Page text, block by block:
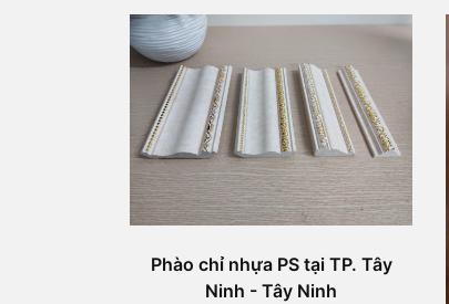
Phào chỉ nhựa PS tại TP. Tây
Ninh - Tây Ninh